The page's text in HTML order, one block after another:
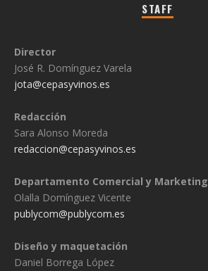
STAFF
Director
José R. Domínguez Varela
jota@cepasyvinos.es
Redacción
Sara Alonso Moreda
redaccion@cepasyvinos.es
Departamento Comercial y Marketing
Olalla Domínguez Vicente
publycom@publycom.es
Diseño y maquetación
Daniel Borrega López